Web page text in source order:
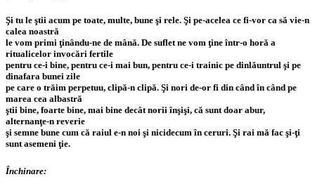
Şi tu le ştii acum pe toate, multe, bune şi rele. Şi pe-acelea ce fi-vor ca să vie-n
calea noastră
le vom primi ţinându-ne de mână. De suflet ne vom ţine într-o horă a
ritualicelor invocări fertile
pentru ce-i bine, pentru ce-i mai bun, pentru ce-i trainic pe dinlăuntrul şi pe
dinafara bunei zile
pe care o trăim perpetuu, clipă-n clipă. Şi nori de-or fi din când în când pe
marea cea albastră
ştii bine, foarte bine, mai bine decât norii înşişi, că sunt doar abur,
alternanţe-n reverie
şi semne bune cum că raiul e-n noi şi nicidecum în ceruri. Şi rai mă fac şi-ţi
sunt asemeni ţie.
Închinare: